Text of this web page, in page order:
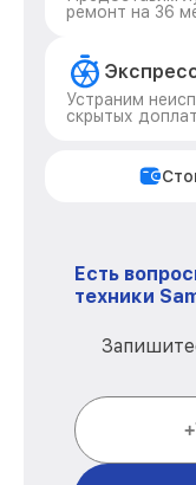
ремонт на 36
Устраним
скрытых
Есть
техники